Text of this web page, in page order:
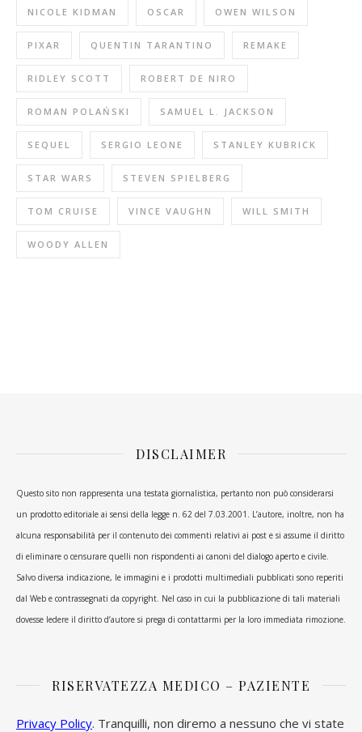
NICOLE KIDMAN OSCAR OWEN WILSON
PIXAR QUENTIN TARANTINO REMAKE
RIDLEY SCOTT ROBERT DE NIRO
ROMAN POLAŃSKI SAMUEL L. JACKSON
SEQUEL SERGIO LEONE STANLEY KUBRICK
STAR WARS STEVEN SPIELBERG
TOM CRUISE VINCE VAUGHN WILL SMITH
WOODY ALLEN
DISCLAIMER
Questo sito non rappresenta una testata giornalistica, pertanto non può considerarsi
un prodotto editoriale ai sensi della legge n. 62 del 7.03.2001. L’autore, inoltre, non ha
alcuna responsabilità per il contenuto dei commenti relativi ai post e si assume il diritto
di eliminare o censurare quelli non rispondenti ai canoni del dialogo aperto e civile.
Salvo diversa indicazione, le immagini e i prodotti multimediali pubblicati sono reperiti
dal Web e contrassegnati da copyright. Nel caso in cui la pubblicazione di tali materiali
dovesse ledere il diritto d’autore si prega di contattarmi per la loro immediata rimozione.
RISERVATEZZA MEDICO – PAZIENTE
Privacy Policy. Tranquilli, non diremo a nessuno che vi state